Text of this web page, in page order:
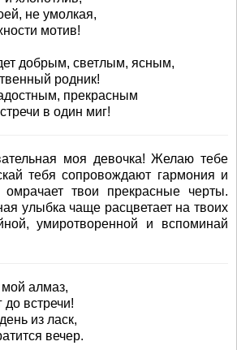
не умолкая,
мотив!
добрым, светлым, ясным,
родник!
прекрасным
в один миг!
моя девочка! Желаю тебе
тебя сопровождают гармония и
омрачает твои прекрасные черты.
улыбка чаще расцветает на твоих
умиротворенной и вспоминай
алмаз,
встречи!
из ласк,
вечер.